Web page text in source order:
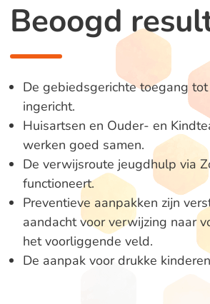
Beoogd
De gebiedsgerichte toegang
ingericht.
Huisartsen en Ouder- en
werken goed samen.
De verwijsroute jeugdhulp via
functioneert.
Preventieve aanpakken zijn
aandacht voor verwijzing naar
het voorliggende veld.
De aanpak voor drukke